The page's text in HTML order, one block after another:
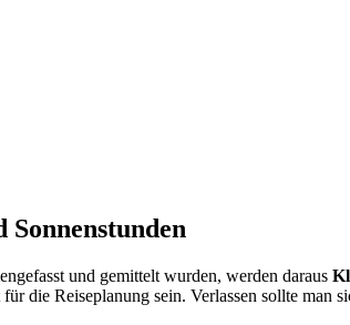
und gemittelt wurden, werden daraus
die Reiseplanung sein. Verlassen sollte man